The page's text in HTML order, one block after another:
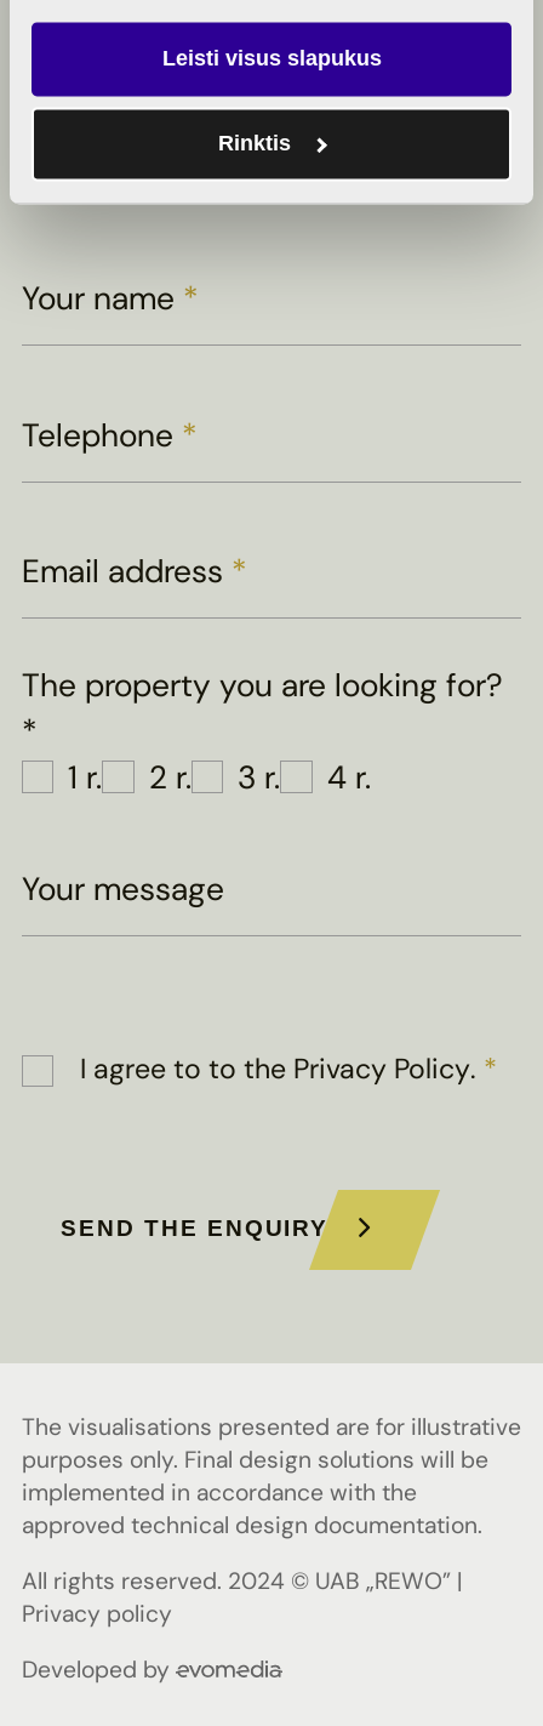
Leisti visus slapukus
Rinktis
Your name *
Telephone *
Email address *
The property you are looking for?
*
1 r.
2 r. 3 r. 4 r.
Your message
I agree toto the Privacy Policy. *
SEND THE ENQUIRY
The visualisations presented are for illustrative
purposes only. Final design solutions will be
implemented in accordance with the
approved technical design documentation.
All rights reserved. 2024 © UAB „REWO” |
Privacy policy
Developed by